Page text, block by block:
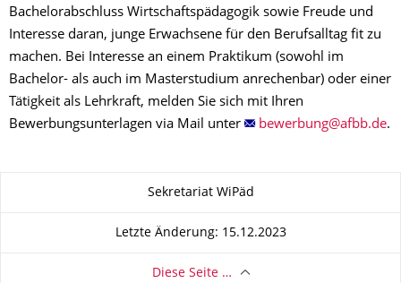
Bachelorabschluss Wirtschaftspädagogik sowie Freude und
Interesse daran, junge Erwachsene für den Berufsalltag fit zu
machen. Bei Interesse an einem Praktikum (sowohl im
Bachelor- als auch im Masterstudium anrechenbar) oder einer
Tätigkeit als Lehrkraft, melden Sie sich mit Ihren
Bewerbungsunterlagen via Mail unter
.
Sekretariat WiPäd
Letzte Änderung: 15.12.2023
Diese Seite …